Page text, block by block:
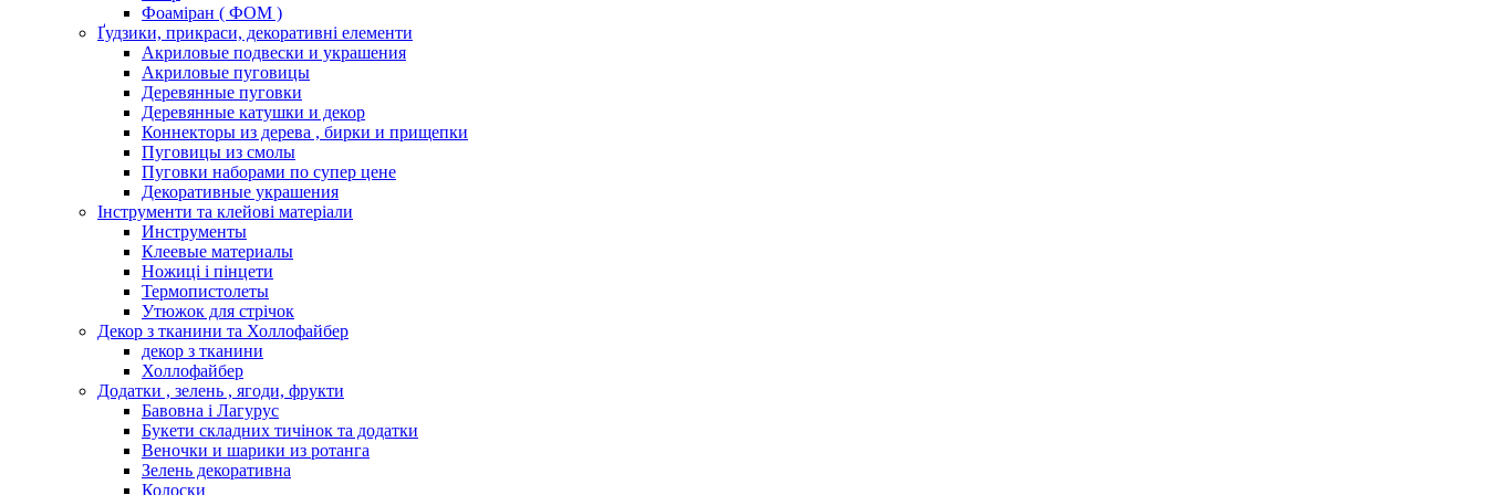
Фоаміран ( ФОМ )
Ґудзики, прикраси, декоративні елементи
Акриловые подвески и украшения
Акриловые пуговицы
Деревянные пуговки
Деревянные катушки и декор
Коннекторы из дерева , бирки и прищепки
Пуговицы из смолы
Пуговки наборами по супер цене
Декоративные украшения
Інструменти та клейові матеріали
Инструменты
Клеевые материалы
Ножиці і пінцети
Термопистолеты
Утюжок для стрічок
Декор з тканини та Холлофайбер
декор з тканини
Холлофайбер
Додатки , зелень , ягоди, фрукти
Бавовна і Лагурус
Букети складних тичінок та додатки
Веночки и шарики из ротанга
Зелень декоративна
Колоски